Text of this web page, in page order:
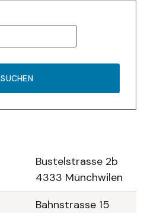
SUCHEN
Bustelstrasse 2b
4333 Münchwilen
Bahnstrasse 15